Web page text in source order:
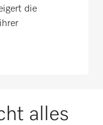
die
alles